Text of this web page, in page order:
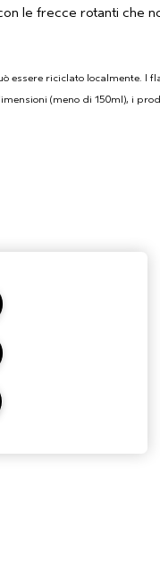
le frecce rotanti che
essere riciclato localmente. I
(meno di 150ml), i